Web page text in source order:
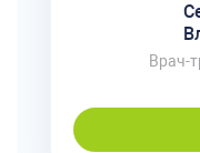
Врач-